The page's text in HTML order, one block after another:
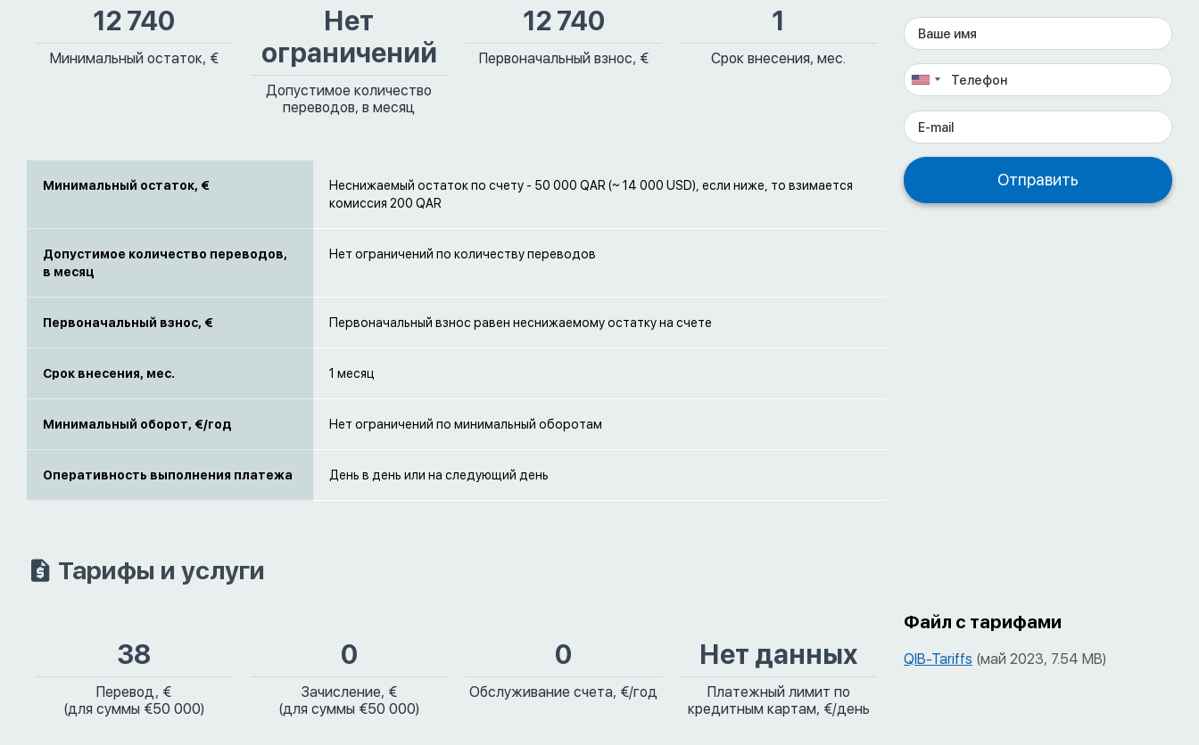
12 740
Минимальный остаток, €
Нет
ограничений
Допустимое количество
переводов, в месяц
12 740
Первоначальный взнос, €
1
Срок внесения, мес.
Минимальный остаток, €
Неснижаемый остаток по счету - 50 000 QAR (~ 14 000 USD), если ниже, то взимается
комиссия 200 QAR
Допустимое количество переводов,
в месяц
Нет ограничений по количеству переводов
Первоначальный взнос, € Первоначальный взнос равен неснижаемому остатку на счете
Срок внесения, мес. 1 месяц
Минимальный оборот, €/год Нет ограничений по минимальный оборотам
Оперативность выполнения платежа День в день или на следующий день
Тарифы и услуги
38
Перевод, €
(для суммы €50 000)
0
Зачисление, €
(для суммы €50 000)
0
Обслуживание счета, €/год
Нет данных
Платежный лимит по
кредитным картам, €/день
Файл с тарифами
QIB-Tariffs (май 2023, 7.54 MB)